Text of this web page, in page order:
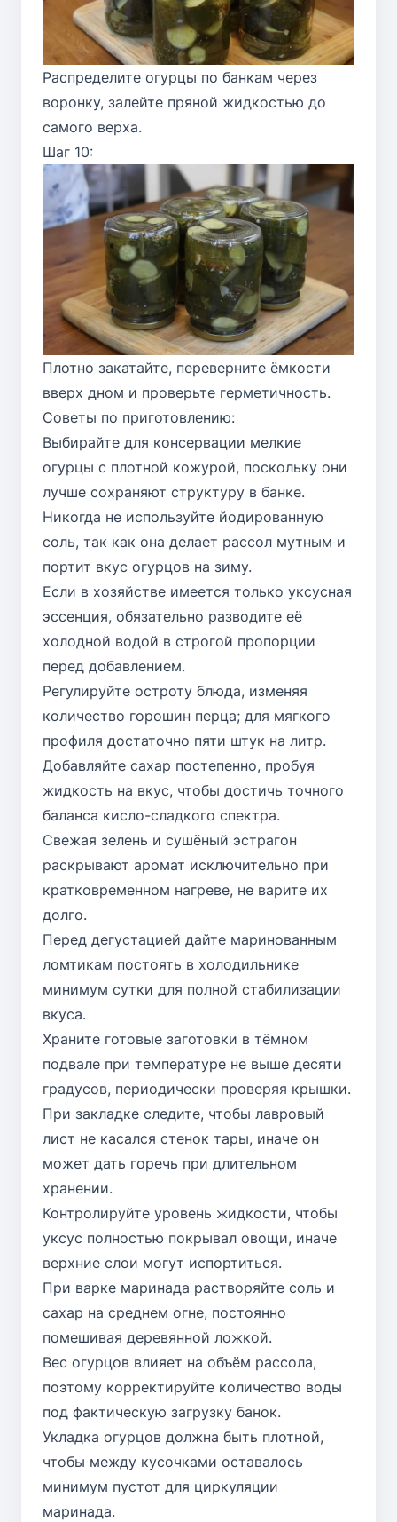
Распределите огурцы по банкам через
воронку, залейте пряной жидкостью до
самого верха.
Шаг 10:
Плотно закатайте, переверните ёмкости
вверх дном и проверьте герметичность.
Советы по приготовлению:
Выбирайте для консервации мелкие
огурцы с плотной кожурой, поскольку они
лучше сохраняют структуру в банке.
Никогда не используйте йодированную
соль, так как она делает рассол мутным и
портит вкус огурцов на зиму.
Если в хозяйстве имеется только уксусная
эссенция, обязательно разводите её
холодной водой в строгой пропорции
перед добавлением.
Регулируйте остроту блюда, изменяя
количество горошин перца; для мягкого
профиля достаточно пяти штук на литр.
Добавляйте сахар постепенно, пробуя
жидкость на вкус, чтобы достичь точного
баланса кисло-сладкого спектра.
Свежая зелень и сушёный эстрагон
раскрывают аромат исключительно при
кратковременном нагреве, не варите их
долго.
Перед дегустацией дайте маринованным
ломтикам постоять в холодильнике
минимум сутки для полной стабилизации
вкуса.
Храните готовые заготовки в тёмном
подвале при температуре не выше десяти
градусов, периодически проверяя крышки.
При закладке следите, чтобы лавровый
лист не касался стенок тары, иначе он
может дать горечь при длительном
хранении.
Контролируйте уровень жидкости, чтобы
уксус полностью покрывал овощи, иначе
верхние слои могут испортиться.
При варке маринада растворяйте соль и
сахар на среднем огне, постоянно
помешивая деревянной ложкой.
Вес огурцов влияет на объём рассола,
поэтому корректируйте количество воды
под фактическую загрузку банок.
Укладка огурцов должна быть плотной,
чтобы между кусочками оставалось
минимум пустот для циркуляции
маринада.